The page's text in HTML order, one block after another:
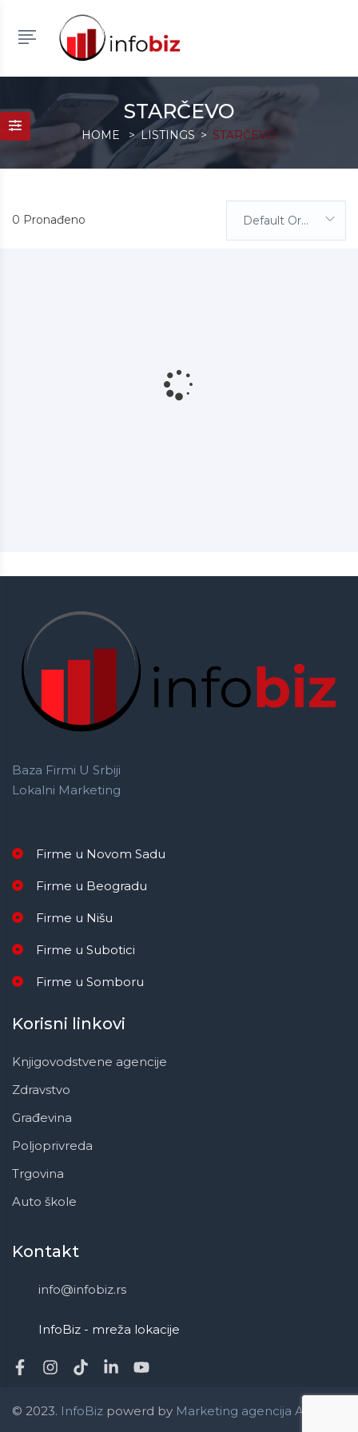
STARČEVO
HOME LISTINGS STARČEVO
0 Pronađeno Default Order
Baza Firmi U Srbiji
Lokalni Marketing
Firme u Novom Sadu
Firme u Beogradu
Firme u Nišu
Firme u Subotici
Firme u Somboru
Korisni linkovi
Knjigovodstvene agencije
Zdravstvo
Građevina
Poljoprivreda
Trgovina
Auto škole
Kontakt
info@infobiz.rs
InfoBiz - mreža lokacije
© 2023. InfoBiz powerd by Marketing agencija ApaOne